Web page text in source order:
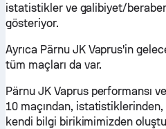
istatistikler ve galibiyet/
gösteriyor.
Ayrıca Pärnu JK Vaprus'in
tüm maçları da var.
Pärnu JK Vaprus performansı
10 maçından,
kendi bilgi birikimimizden